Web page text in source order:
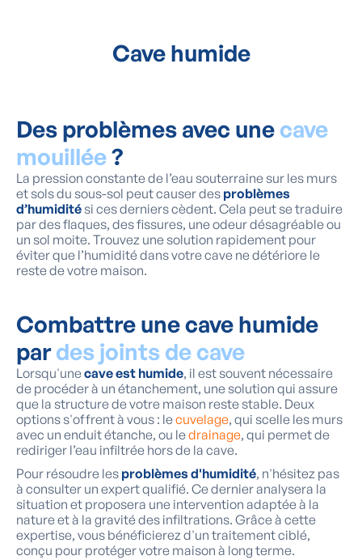
Cave humide
Des problèmes avec une cave
mouillée?
La pression constante de l’eau souterraine sur les murs
et sols du sous-sol peut causer des problèmes
d’humiditési ces derniers cèdent. Cela peut se traduire
par des flaques, des fissures, une odeur désagréable ou
un sol moite. Trouvez une solution rapidement pour
éviter que l’humidité dans votre cave ne détériore le
reste de votre maison.
Combattre une cave humide
pardes joints de cave
Lorsqu'unecave est humide, il est souvent nécessaire
de procéder à un étanchement, une solution qui assure
que la structure de votre maison reste stable. Deux
options s'offrent à vous : lecuvelage, qui scelle les murs
avec un enduit étanche, ou ledrainage, qui permet de
rediriger l’eau infiltrée hors de la cave.
Pour résoudre les problèmes d'humidité, n'hésitez pas
à consulter un expert qualifié. Ce dernier analysera la
situation et proposera une intervention adaptée à la
nature et à la gravité des infiltrations. Grâce à cette
expertise, vous bénéficierez d'un traitement ciblé,
conçu pour protéger votre maison à long terme.